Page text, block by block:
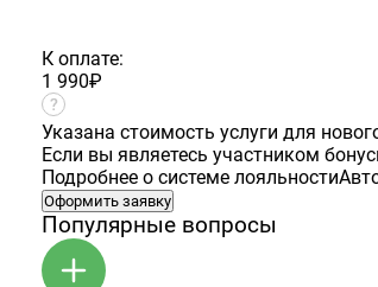
К оплате:
1 990₽
Указана стоимость услуги для
Если вы являетесь участником
Подробнее о системе лояльности
Оформить заявку
Популярные вопросы